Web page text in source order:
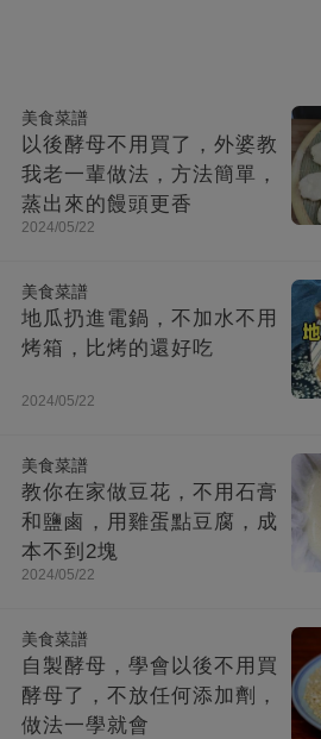
美食菜譜
以後酵母不用買了，外婆教
我老一輩做法，方法簡單，
蒸出來的饅頭更香
2024/05/22
美食菜譜
地瓜扔進電鍋，不加水不用
烤箱，比烤的還好吃
2024/05/22
美食菜譜
教你在家做豆花，不用石膏
和鹽鹵，用雞蛋點豆腐，成
本不到2塊
2024/05/22
美食菜譜
自製酵母，學會以後不用買
酵母了，不放任何添加劑，
做法一學就會